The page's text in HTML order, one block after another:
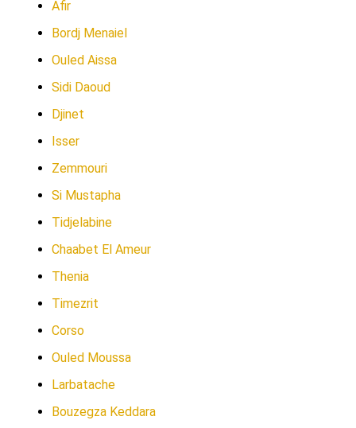
Afir
Bordj Menaiel
Ouled Aissa
Sidi Daoud
Djinet
Isser
Zemmouri
Si Mustapha
Tidjelabine
Chaabet El Ameur
Thenia
Timezrit
Corso
Ouled Moussa
Larbatache
Bouzegza Keddara